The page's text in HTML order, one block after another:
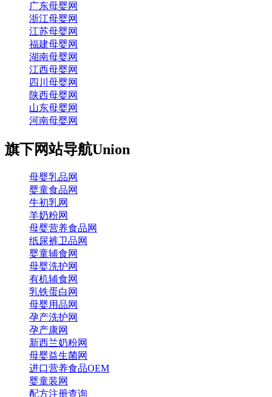
广东母婴网
浙江母婴网
江苏母婴网
福建母婴网
湖南母婴网
江西母婴网
四川母婴网
陕西母婴网
山东母婴网
河南母婴网
旗下网站导航Union
母婴乳品网
婴童食品网
牛初乳网
羊奶粉网
母婴营养食品网
纸尿裤卫品网
婴童辅食网
母婴洗护网
有机辅食网
乳铁蛋白网
母婴用品网
孕产洗护网
孕产康网
新西兰奶粉网
母婴益生菌网
进口营养食品OEM
婴童装网
配方注册查询